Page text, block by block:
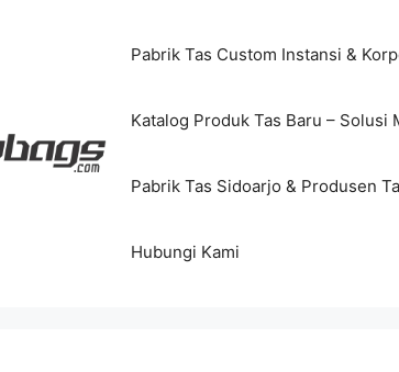
Pabrik Tas Custom Instansi &
Katalog Produk Tas Baru – Solusi
Pabrik Tas Sidoarjo & Produsen
Hubungi Kami